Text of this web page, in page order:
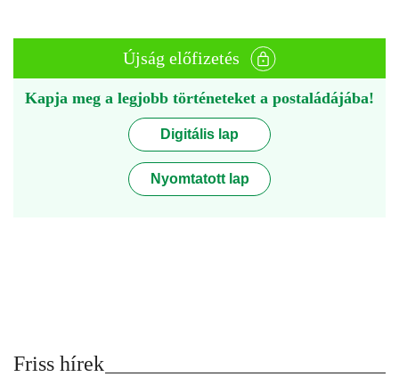
Újság előfizetés
Kapja meg a legjobb történeteket a postaládájába!
Digitális lap
Nyomtatott lap
Friss hírek